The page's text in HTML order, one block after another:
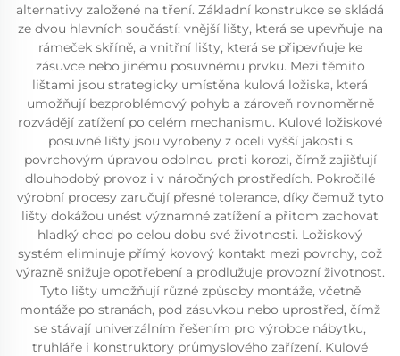
alternativy založené na tření. Základní konstrukce se skládá
ze dvou hlavních součástí: vnější lišty, která se upevňuje na
rámeček skříně, a vnitřní lišty, která se připevňuje ke
zásuvce nebo jinému posuvnému prvku. Mezi těmito
lištami jsou strategicky umístěna kulová ložiska, která
umožňují bezproblémový pohyb a zároveň rovnoměrně
rozvádějí zatížení po celém mechanismu. Kulové ložiskové
posuvné lišty jsou vyrobeny z oceli vyšší jakosti s
povrchovým úpravou odolnou proti korozi, čímž zajišťují
dlouhodobý provoz i v náročných prostředích. Pokročilé
výrobní procesy zaručují přesné tolerance, díky čemuž tyto
lišty dokážou unést významné zatížení a přitom zachovat
hladký chod po celou dobu své životnosti. Ložiskový
systém eliminuje přímý kovový kontakt mezi povrchy, což
výrazně snižuje opotřebení a prodlužuje provozní životnost.
Tyto lišty umožňují různé způsoby montáže, včetně
montáže po stranách, pod zásuvkou nebo uprostřed, čímž
se stávají univerzálním řešením pro výrobce nábytku,
truhláře i konstruktory průmyslového zařízení. Kulové